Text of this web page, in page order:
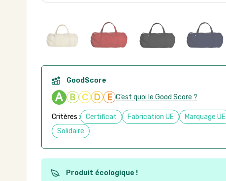
GoodScore
A B C D E C’est quoi le Good Score ?
Critères : Certificat Fabrication UE Marquage UE
Solidaire
Produit écologique !